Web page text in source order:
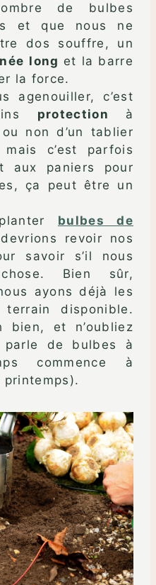
de bulbes
et que nous ne
dos souffre, un
long et la barre
la force.
agenouiller, c’est
protection à
non d’un tablier
c’est parfois
aux paniers pour
ça peut être un
bulbes de
revoir nos
savoir s’il nous
Bien sûr,
ayons déjà les
disponible.
bien, et n’oubliez
de bulbes à
commence à
printemps).